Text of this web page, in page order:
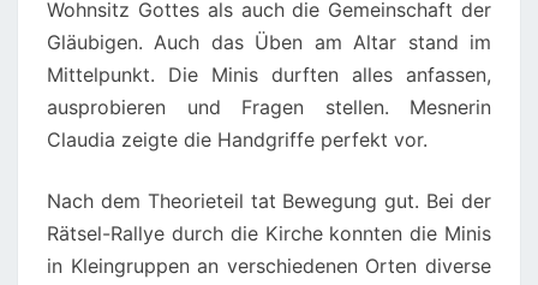
Wohnsitz Gottes als auch die Gemeinschaft der
Gläubigen. Auch das Üben am Altar stand im
Mittelpunkt. Die Minis durften alles anfassen,
ausprobieren und Fragen stellen. Mesnerin
Claudia zeigte die Handgriffe perfekt vor.
Nach dem Theorieteil tat Bewegung gut. Bei der
Rätsel-Rallye durch die Kirche konnten die Minis
in Kleingruppen an verschiedenen Orten diverse